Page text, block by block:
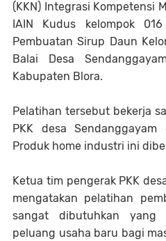
(KKN) Integrasi Kompetensi
IAIN Kudus kelompok
Pembuatan Sirup Daun
Balai Desa
Kabupaten Blora.
Pelatihan tersebut bekerja
PKK desa
Produk home industri ini
Ketua tim pengerak PKK
mengatakan pelatihan
sangat dibutuhkan yang
peluang usaha baru bagi